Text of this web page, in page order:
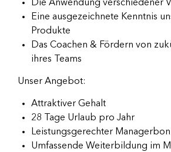
Die Anwendung verschiedener
Eine ausgezeichnete Kenntnis
Produkte
Das Coachen & Fördern von
ihres Teams
Unser Angebot:
Attraktiver Gehalt
28 Tage Urlaub pro Jahr
Leistungsgerechter
Umfassende Weiterbildung im